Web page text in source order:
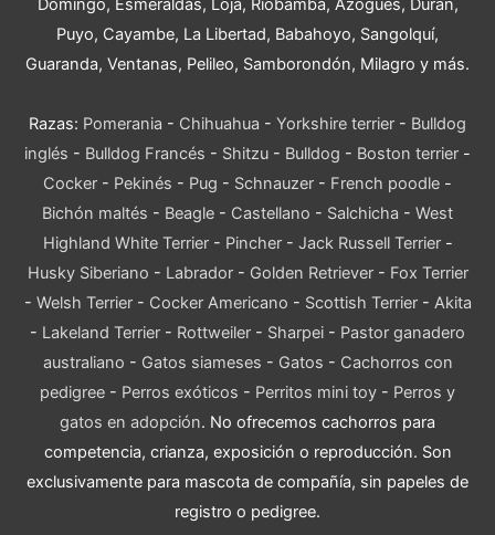
Domingo, Esmeraldas, Loja, Riobamba, Azogues, Durán,
Puyo, Cayambe, La Libertad, Babahoyo, Sangolquí,
Guaranda, Ventanas, Pelileo, Samborondón, Milagro y más.
Razas: Pomerania - Chihuahua - Yorkshire terrier - Bulldog
inglés - Bulldog Francés - Shitzu - Bulldog - Boston terrier -
Cocker - Pekinés - Pug - Schnauzer - French poodle -
Bichón maltés - Beagle - Castellano - Salchicha - West
Highland White Terrier- Pincher- Jack Russell Terrier-
Husky Siberiano - Labrador- Golden Retriever- Fox Terrier
- Welsh Terrier- Cocker Americano - Scottish Terrier- Akita
- Lakeland Terrier - Rottweiler - Sharpei - Pastor ganadero
australiano - Gatos siameses - Gatos - Cachorros con
pedigree - Perros exóticos - Perritos mini toy - Perros y
gatos en adopción. No ofrecemos cachorros para
competencia, crianza, exposición o reproducción. Son
exclusivamente para mascota de compañía, sin papeles de
registro o pedigree.